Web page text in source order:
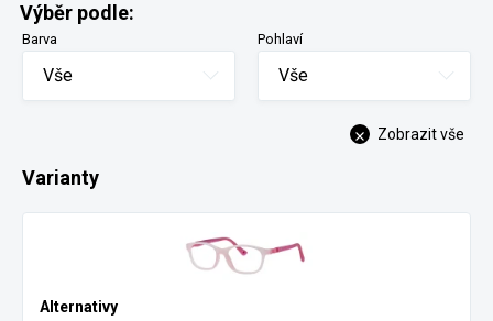
Výběr podle:
Barva
Vše
Pohlaví
Vše
Zobrazit vše
Varianty